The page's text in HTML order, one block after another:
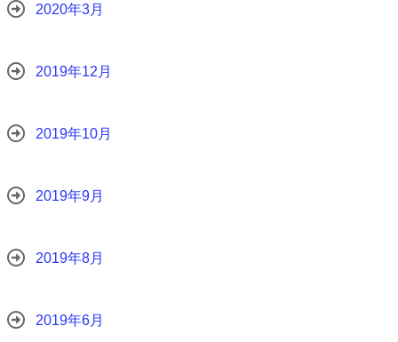
2020年3月
2019年12月
2019年10月
2019年9月
2019年8月
2019年6月